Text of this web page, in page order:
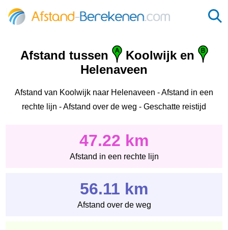
Afstand tussen
Koolwijk en
Helenaveen
Afstand van Koolwijk naar Helenaveen - Afstand in een
rechte lijn - Afstand over de weg - Geschatte reistijd
47.22 km
Afstand in een rechte lijn
56.11 km
Afstand over de weg